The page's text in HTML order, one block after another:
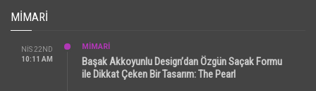
MIMARI
NIS 22ND
10:11 AM
MİMARİ
Başak Akkoyunlu Design’dan Özgün Saçak Formu
ile Dikkat Çeken Bir Tasarım: The Pearl